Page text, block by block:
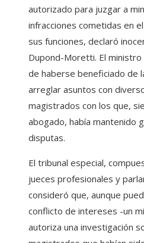
autorizado para juzgar a
infracciones cometidas en
sus funciones, declaró
Dupond-Moretti. El ministro
de haberse beneficiado de
arreglar asuntos con
magistrados con los que,
abogado, había mantenido
disputas.
El tribunal especial,
jueces profesionales y
consideró que, aunque
conflicto de intereses -un
autoriza una investigación